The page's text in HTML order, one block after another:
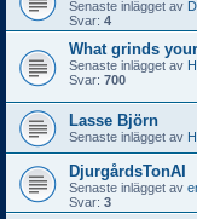
Senaste inlägget av
Svar: 4
What grinds
Senaste inlägget av
Svar: 700
Lasse Björn
Senaste inlägget av
DjurgårdsTonAI
Senaste inlägget av
Svar: 3